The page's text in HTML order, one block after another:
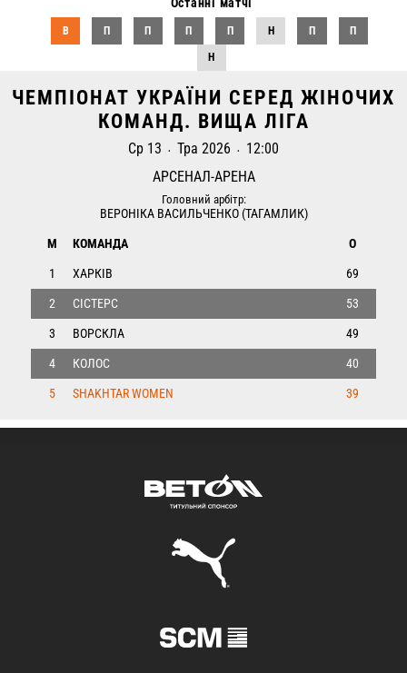
В П П П П H П П
H
ЧЕМПІОНАТ УКРАЇНИ СЕРЕД ЖІНОЧИХ
КОМАНД. ВИЩА ЛІГА
Ср 13 • Тра 2026 •
12:00
АРСЕНАЛ-АРЕНА
Головний арбітр:
ВЕРОНІКА ВАСИЛЬЧЕНКО (ТАГАМЛИК)
М
КОМАНДА
О
1
ХАРКІВ
69
2
СІСТЕРС
53
3
ВОРСКЛА
49
4
КОЛОС
40
5
SHAKHTAR WOMEN 39